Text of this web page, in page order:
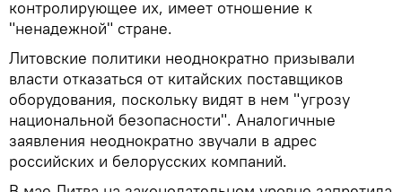
контролирующее их, имеет отношение к
"ненадежной" стране.
Литовские политики неоднократно призывали
власти отказаться от китайских поставщиков
оборудования, поскольку видят в нем "угрозу
национальной безопасности". Аналогичные
заявления неоднократно звучали в адрес
российских и белорусских компаний.